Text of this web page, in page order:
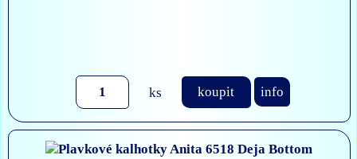
ks koupit info